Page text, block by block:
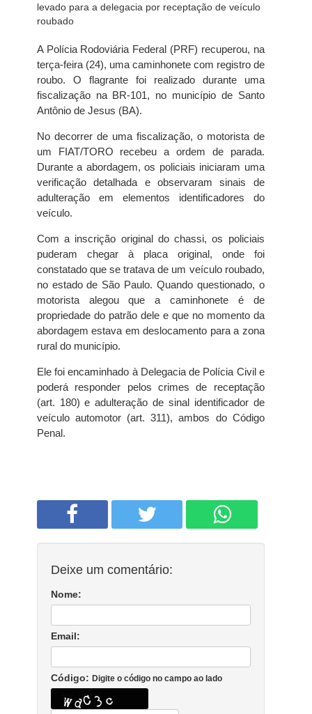
A Polícia Rodoviária Federal (PRF) recuperou, na
terça-feira (24), uma caminhonete com registro de
roubo. O flagrante foi realizado durante uma
fiscalização na BR-101, no município de Santo
Antônio de Jesus (BA).
No decorrer de uma fiscalização, o motorista de
um FIAT/TORO recebeu a ordem de parada.
Durante a abordagem, os policiais iniciaram uma
verificação detalhada e observaram sinais de
adulteração em elementos identificadores do
veículo.
Com a inscrição original do chassi, os policiais
puderam chegar à placa original, onde foi
constatado que se tratava de um veículo roubado,
no estado de São Paulo. Quando questionado, o
motorista alegou que a caminhonete é de
propriedade do patrão dele e que no momento da
abordagem estava em deslocamento para a zona
rural do município.
Ele foi encaminhado à Delegacia de Polícia Civil e
poderá responder pelos crimes de receptação
(art. 180) e adulteração de sinal identificador de
veículo automotor (art. 311), ambos do Código
Penal.
Deixe um comentário:
Nome:
Email:
Código: Digite o código no campo ao lado